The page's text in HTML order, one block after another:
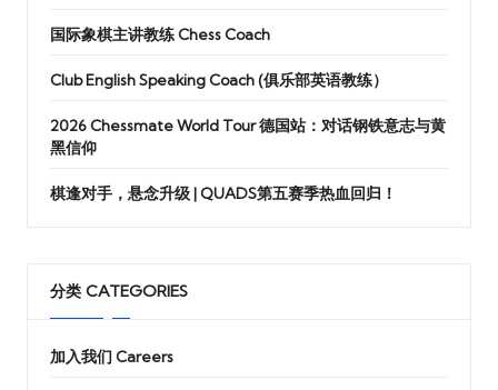
国际象棋主讲教练 Chess Coach
Club English Speaking Coach (俱乐部英语教练）
2026 Chessmate World Tour 德国站：对话钢铁意志与黄
黑信仰
棋逢对手，悬念升级 | QUADS第五赛季热血回归！
分类 CATEGORIES
加入我们 Careers